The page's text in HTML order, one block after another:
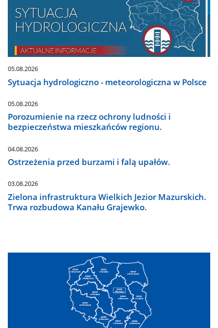
05.08.2026
Sytuacja hydrologiczno - meteorologiczna w Polsce
05.08.2026
Porozumienie na rzecz ochrony ludności i
bezpieczeństwa mieszkańców regionu.
04.08.2026
Ostrzeżenia przed burzami i falą upałów.
03.08.2026
Zielona infrastruktura Wielkich Jezior Mazurskich.
Trwa rozbudowa Kanału Grajewko.